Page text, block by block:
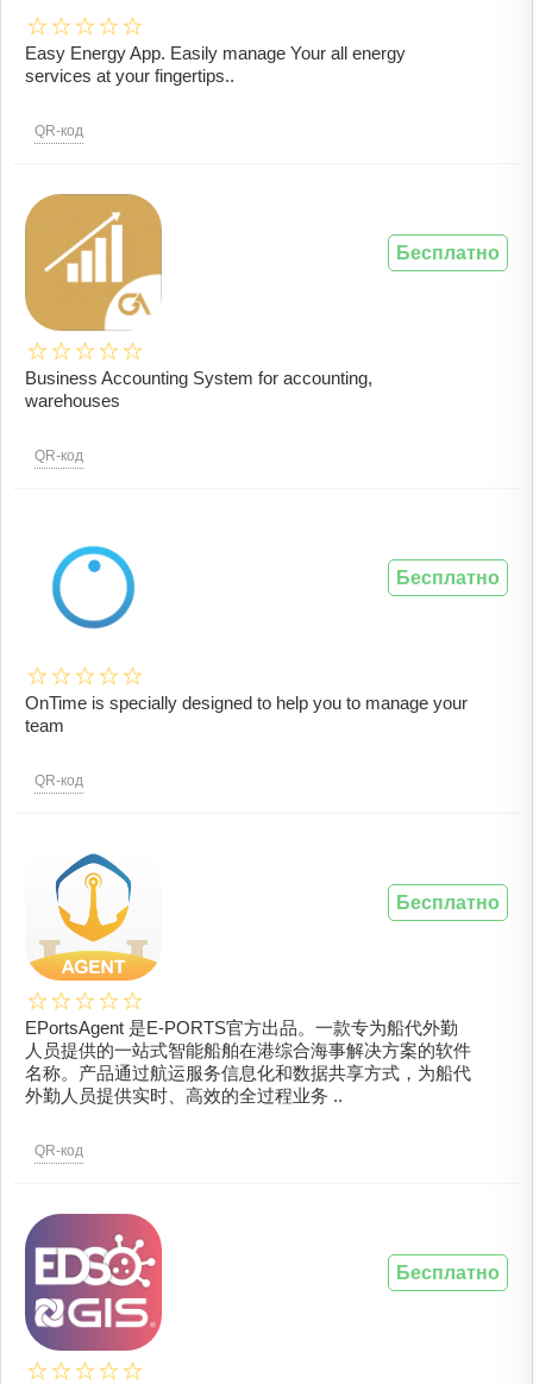
Easy Energy App. Easily manage Your all energy
services at your fingertips..
QR-код
Business Accounting System for accounting,
warehouses
QR-код
Бесплатно
OnTime is specially designed to help you to manage your
team
QR-код
Бесплатно
EPortsAgent 是E-PORTS官方出品。一款专为船代外勤
人员提供的一站式智能船舶在港综合海事解决方案的软件
名称。产品通过航运服务信息化和数据共享方式，为船代
外勤人员提供实时、高效的全过程业务 ..
QR-код
Бесплатно
Бесплатно